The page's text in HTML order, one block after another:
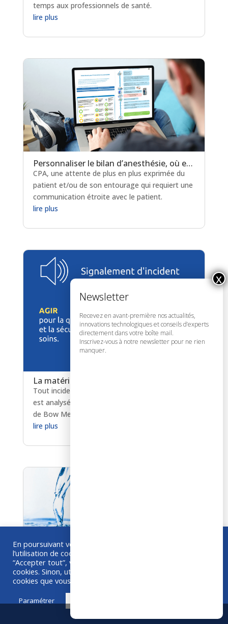
temps aux professionnels de santé.
lire plus
Personnaliser le bilan d’anesthésie, où en est-on ?
CPA, une attente de plus en plus exprimée du
patient et/ou de son entourage qui requiert une
communication étroite avec le patient.
lire plus
La matériovigilance
Tout incident relevé par nos centres utilisateurs
est analysé par le responsable matériovigilance
de Bow Medical.
lire plus
La dilution obligatoire
Diane nouvelle version 4.8 — possibilité de
rendre la dilution obligatoire en fonction du
médicament lors de la prescription.
En poursuivant votre navigation sur ce site, vous acceptez
l’utilisation de cookies à des fins de statistiques. Si vous
“Accepter tout”, vous êtes d'accord avec l'utilisation de
cookies. Sinon, utilisez "Paramétrer" pour choisir les
cookies que vous acceptez.
Paramétrer
Recevez en avant-première nos actualités,
innovations technologiques et conseils d’experts
directement dans votre boîte mail.
Inscrivez-vous à notre newsletter pour ne rien
manquer.